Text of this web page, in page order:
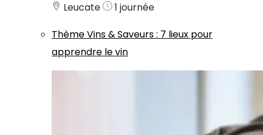
Leucate
1 journée
ThèmeVins & Saveurs: 7 lieux pour
apprendre le vin